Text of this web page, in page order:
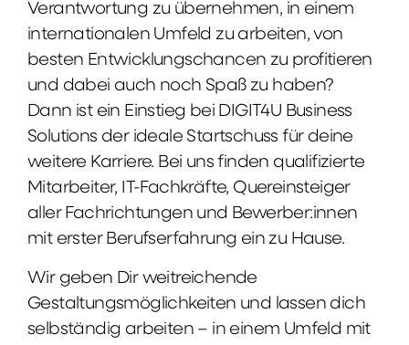
Verantwortung zu übernehmen, in einem
internationalen Umfeld zu arbeiten, von
besten Entwicklungschancen zu profitieren
und dabei auch noch Spaß zu haben?
Dann ist ein Einstieg bei DIGIT4U Business
Solutions der ideale Startschuss für deine
weitere Karriere. Bei uns finden qualifizierte
Mitarbeiter, IT-Fachkräfte, Quereinsteiger
aller Fachrichtungen und Bewerber:innen
mit erster Berufserfahrung ein zu Hause.
Wir geben Dir weitreichende
Gestaltungsmöglichkeiten und lassen dich
selbständig arbeiten – in einem Umfeld mit